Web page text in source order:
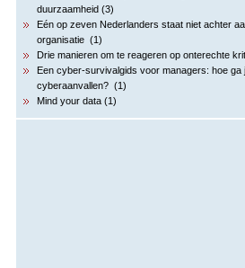
duurzaamheid (3)
Eén op zeven Nederlanders staat niet achter
organisatie (1)
Drie manieren om te reageren op onterechte
Een cyber-survivalgids voor managers: hoe ga
cyberaanvallen? (1)
Mind your data (1)